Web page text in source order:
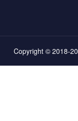
Copyright © 2018-